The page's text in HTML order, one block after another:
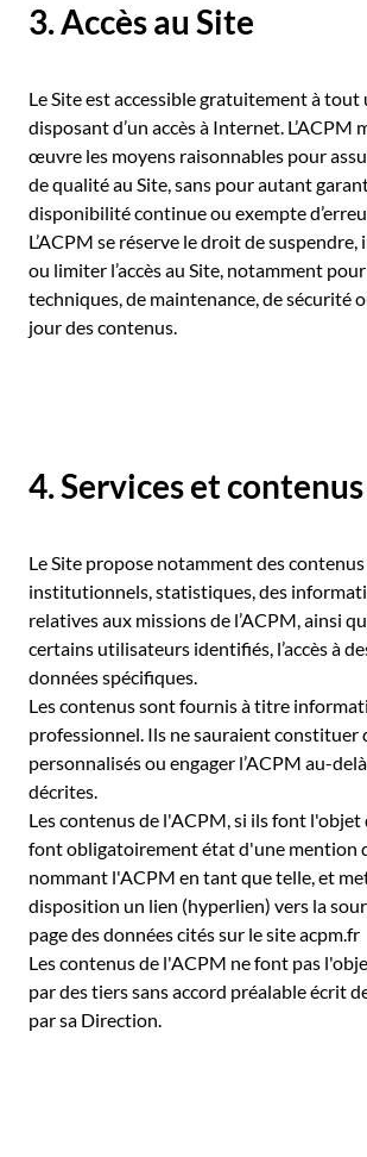
3. Accès au Site
Le Site est accessible gratuitement à
disposant d’un accès à Internet. L’ACPM
œuvre les moyens raisonnables pour
de qualité au Site, sans pour autant
disponibilité continue ou exempte
L’ACPM se réserve le droit de
ou limiter l’accès au Site, notamment
techniques, de maintenance, de sécurité
jour des contenus.
4. Services et contenus
Le Site propose notamment des contenus
institutionnels, statistiques, des
relatives aux missions de l’ACPM, ainsi
certains utilisateurs identifiés, l’accès à
données spécifiques.
Les contenus sont fournis à titre
professionnel. Ils ne sauraient constituer
personnalisés ou engager l’ACPM au-
décrites.
Les contenus de l'ACPM, si ils font l'objet
font obligatoirement état d'une mention
nommant l'ACPM en tant que telle, et
disposition un lien (hyperlien) vers la
page des données cités sur le site acpm.fr
Les contenus de l'ACPM ne font pas
par des tiers sans accord préalable écrit
par sa Direction.